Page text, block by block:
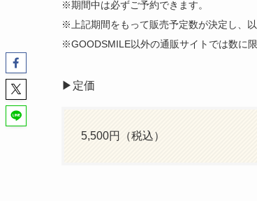
※期間中は必ずご予約できます。
※上記期間をもって販売予定数が決定し、
※GOODSMILE以外の通販サイトでは数に
▶︎定価
5,500円（税込）